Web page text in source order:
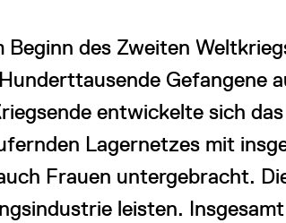
Beginn des Zweiten
Gefangene
entwickelte sich
Lagernetzes mit
Frauen untergebracht.
leisten.